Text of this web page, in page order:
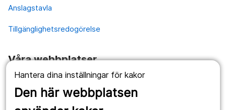
Hantera dina inställningar för kakor
Den här webbplatsen
Anslagstavla
Tillgänglighetsredogörelse
Våra webbplatser
1177.se
Länstrafiken